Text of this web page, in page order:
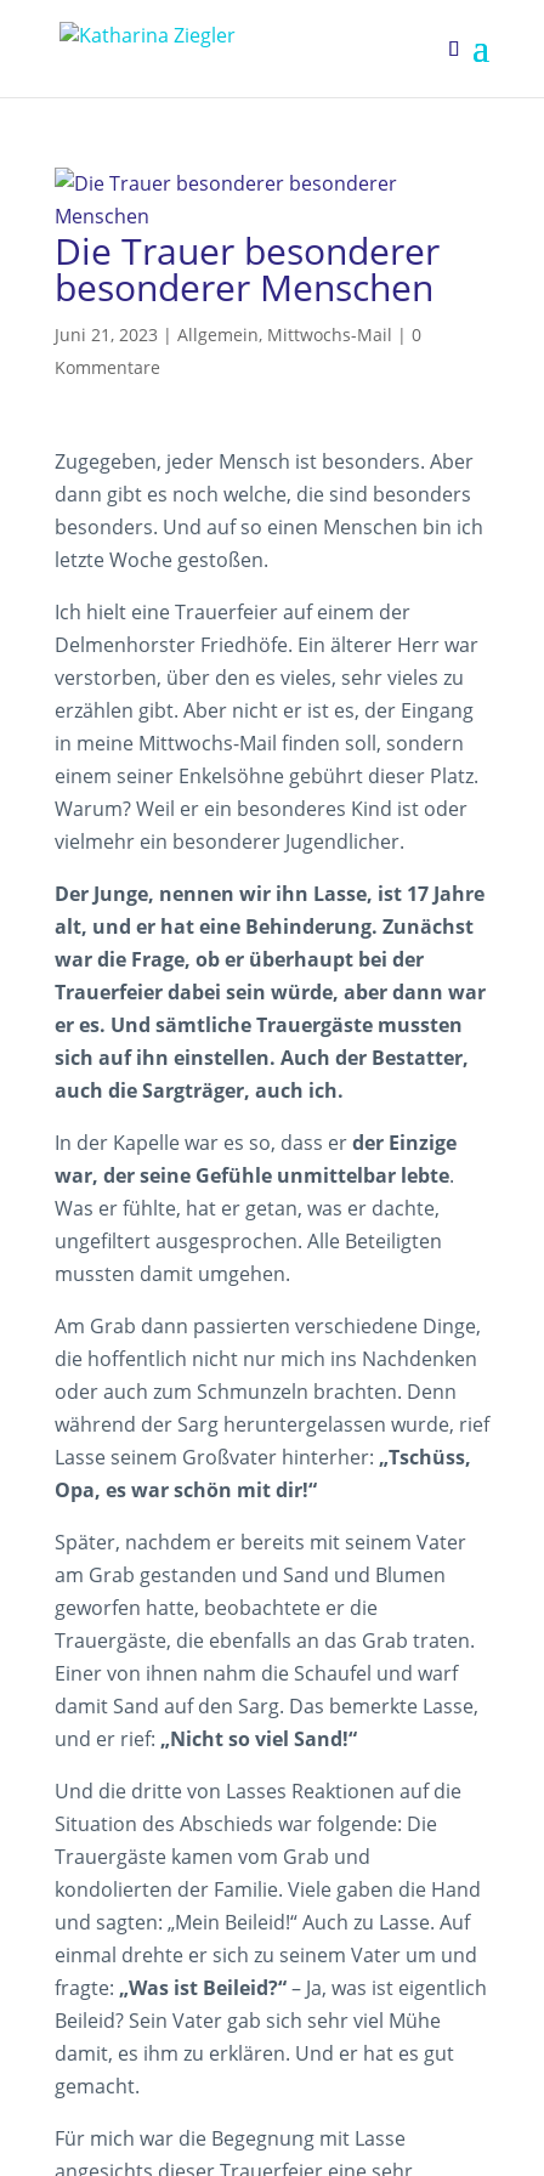
Die Trauer besonderer
besonderer Menschen
Juni 21, 2023 | Allgemein, Mittwochs-Mail | 0
Kommentare
Zugegeben, jeder Mensch ist besonders. Aber
dann gibt es noch welche, die sind besonders
besonders. Und auf so einen Menschen bin ich
letzte Woche gestoßen.
Ich hielt eine Trauerfeier auf einem der
Delmenhorster Friedhöfe. Ein älterer Herr war
verstorben, über den es vieles, sehr vieles zu
erzählen gibt. Aber nicht er ist es, der Eingang
in meine Mittwochs-Mail finden soll, sondern
einem seiner Enkelsöhne gebührt dieser Platz.
Warum? Weil er ein besonderes Kind ist oder
vielmehr ein besonderer Jugendlicher.
Der Junge, nennen wir ihn Lasse, ist 17 Jahre
alt, und er hat eine Behinderung. Zunächst
war die Frage, ob er überhaupt bei der
Trauerfeier dabei sein würde, aber dann war
er es. Und sämtliche Trauergäste mussten
sich auf ihn einstellen. Auch der Bestatter,
auch die Sargträger, auch ich.
In der Kapelle war es so, dass erder Einzige
war, der seine Gefühle unmittelbar lebte.
Was er fühlte, hat er getan, was er dachte,
ungefiltert ausgesprochen. Alle Beteiligten
mussten damit umgehen.
Am Grab dann passierten verschiedene Dinge,
die hoffentlich nicht nur mich ins Nachdenken
oder auch zum Schmunzeln brachten. Denn
während der Sarg heruntergelassen wurde, rief
Lasse seinem Großvater hinterher: „Tschüss,
Opa, es war schön mit dir!“
Später, nachdem er bereits mit seinem Vater
am Grab gestanden und Sand und Blumen
geworfen hatte, beobachtete er die
Trauergäste, die ebenfalls an das Grab traten.
Einer von ihnen nahm die Schaufel und warf
damit Sand auf den Sarg. Das bemerkte Lasse,
und er rief: „Nicht so viel Sand!“
Und die dritte von Lasses Reaktionen auf die
Situation des Abschieds war folgende: Die
Trauergäste kamen vom Grab und
kondolierten der Familie. Viele gaben die Hand
und sagten: „Mein Beileid!“ Auch zu Lasse. Auf
einmal drehte er sich zu seinem Vater um und
fragte: „Was ist Beileid?“– Ja, was ist eigentlich
Beileid? Sein Vater gab sich sehr viel Mühe
damit, es ihm zu erklären. Und er hat es gut
gemacht.
Für mich war die Begegnung mit Lasse